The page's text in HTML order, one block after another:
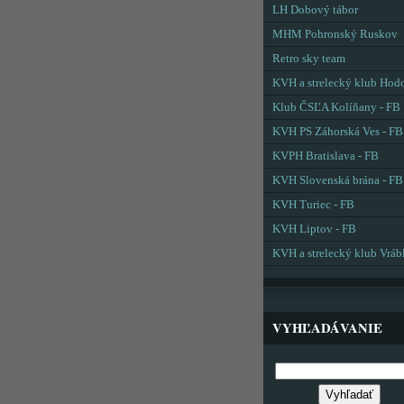
LH Dobový tábor
MHM Pohronský Ruskov
Retro sky team
KVH a strelecký klub
Klub ČSĽA Kolíňany - FB
KVH PS Záhorská Ves - FB
KVPH Bratislava - FB
KVH Slovenská brána - FB
KVH Turiec - FB
KVH Liptov - FB
KVH a strelecký klub
VYHĽADÁVANIE